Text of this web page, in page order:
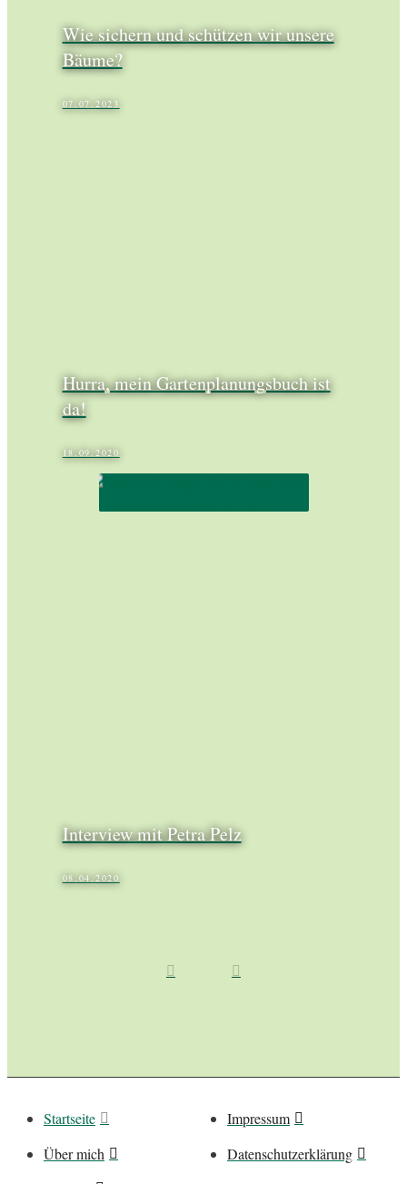
Wie sichern und schützen wir unsere
Bäume?
07.07.2023
Hurra, mein Gartenplanungsbuch ist
da!
18.09.2020
Interview mit Petra Pelz
08.04.2020
Startseite
Über mich
Impressum
Datenschutzerklärung